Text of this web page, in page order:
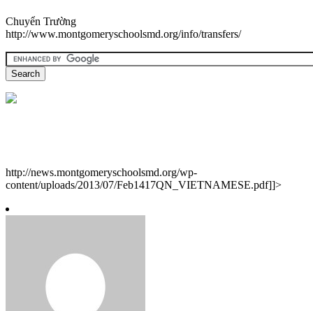
Chuyển Trường
http://www.montgomeryschoolsmd.org/info/transfers/
http://news.montgomeryschoolsmd.org/wp-
content/uploads/2013/07/Feb1417QN_VIETNAMESE.pdf]]>